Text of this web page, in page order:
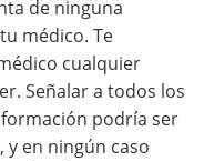
de ninguna
médico. Te
cualquier
Señalar a todos los
podría ser
en ningún caso